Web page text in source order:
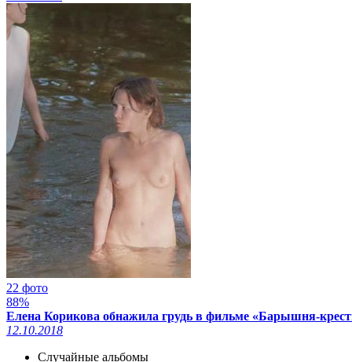
22 фото
88%
Елена Корикова обнажила грудь в фильме «Барышня-
12.10.2018
Случайные альбомы